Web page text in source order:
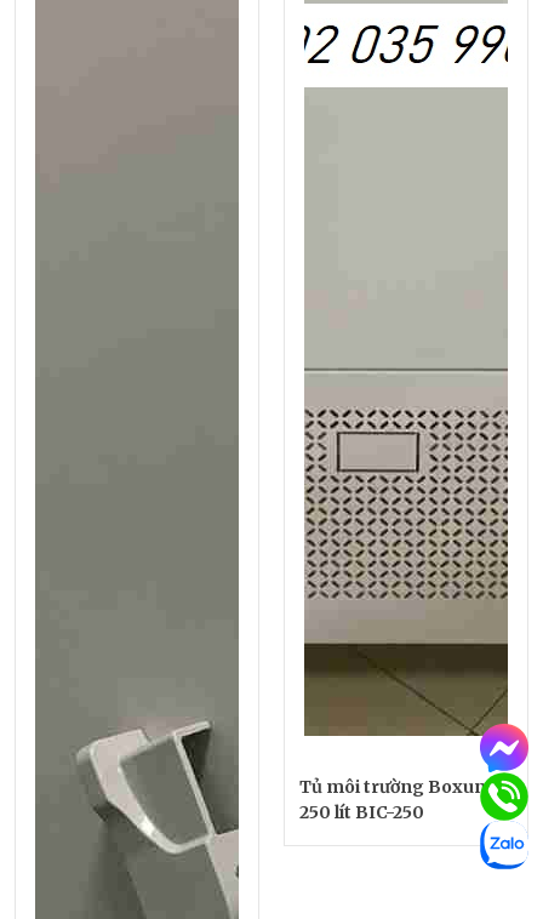
Tủ môi trường Boxun
250 lít BIC-250